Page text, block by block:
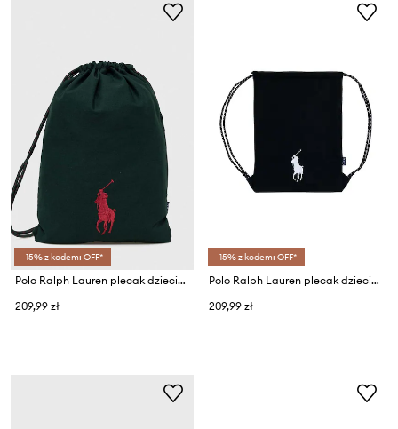
-15% z kodem: OFF*
Polo Ralph Lauren plecak dziecięcy
209,99 zł
-15% z kodem: OFF*
Polo Ralph Lauren plecak dziecięcy
209,99 zł